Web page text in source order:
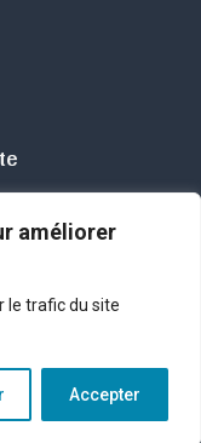
améliorer
le trafic du site
Accepter
– 2023